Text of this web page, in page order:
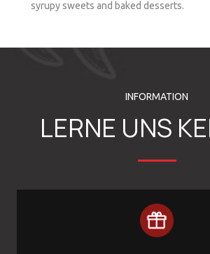
syrupy sweets and baked desserts.
INFORMATION
LERNE UNS